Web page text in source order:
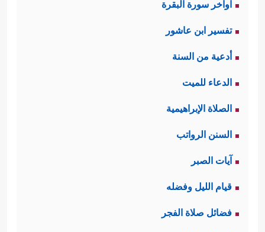
اواخر سورة البقرة
تفسير ابن عاشور
أدعية من السنة
الدعاء للميت
الصلاة الإبراهيمية
السنن الرواتب
آيات الصبر
قيام الليل وفضله
فضائل صلاة الفجر